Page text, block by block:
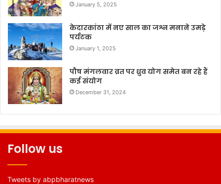
January 5, 2025
केदारकांठा में नए साल का जश्न मनाने उमड़े
पर्यटक
January 1, 2025
पौष मंगलवार व्रत पर ध्रुव योग समेत बन रहे हैं
कई संयोग
December 31, 2024
Follow us
Tweets by abpbharatnews